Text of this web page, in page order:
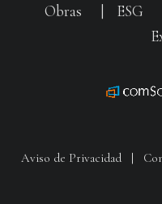
Obras | ESG
Aviso de Privacidad |